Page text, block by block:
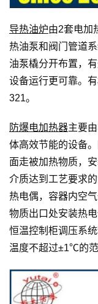
导热油炉由2套电加
热油泵和阀门管道
油泵橇分开布置，
设备运行更可靠。
321。
防爆电加热器主要
体高效节能的设备
面走被加热物质，
介质达到工艺要求
热电偶，容器内空
物质出口处安装热
恒温控制柜调压系
温度不超过±1℃的范